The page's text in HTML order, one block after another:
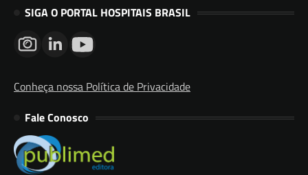
SIGA O PORTAL HOSPITAIS BRASIL
Conheça nossa Política de Privacidade
Fale Conosco